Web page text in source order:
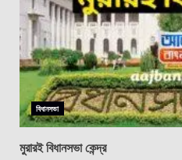
বিধানসভা
মুরারই বিধানসভা কেন্দ্র